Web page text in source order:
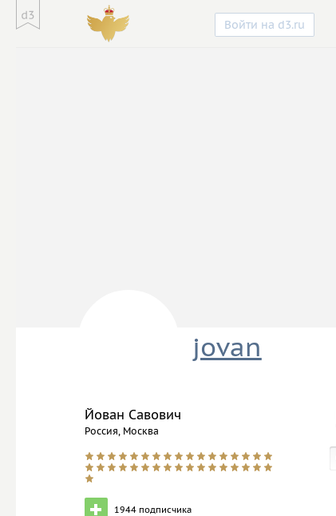
Войти на d3.ru
jovan
Йован Савович
Россия, Москва
1944 подписчика